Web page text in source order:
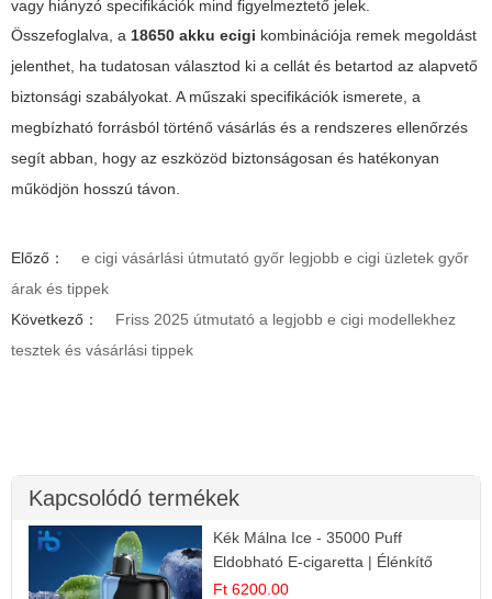
vagy hiányzó specifikációk mind figyelmeztető jelek.
Összefoglalva, a 18650 akku ecigi kombinációja remek megoldást
jelenthet, ha tudatosan választod ki a cellát és betartod az alapvető
biztonsági szabályokat. A műszaki specifikációk ismerete, a
megbízható forrásból történő vásárlás és a rendszeres ellenőrzés
segít abban, hogy az eszközöd biztonságosan és hatékonyan
működjön hosszú távon.
Előző：
e cigi vásárlási útmutató győr legjobb e cigi üzletek győr
árak és tippek
Következő：
Friss 2025 útmutató a legjobb e cigi modellekhez
tesztek és vásárlási tippek
Kapcsolódó termékek
Kék Málna Ice - 35000 Puff
Eldobható E-cigaretta | Élénkítő
Gyümölcsös Frissesség!
Ft 6200.00